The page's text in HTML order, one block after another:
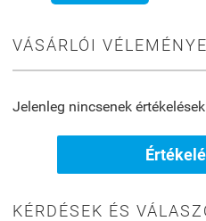
VÁSÁRLÓI
Jelenleg nincsenek
KÉRDÉSEK ÉS